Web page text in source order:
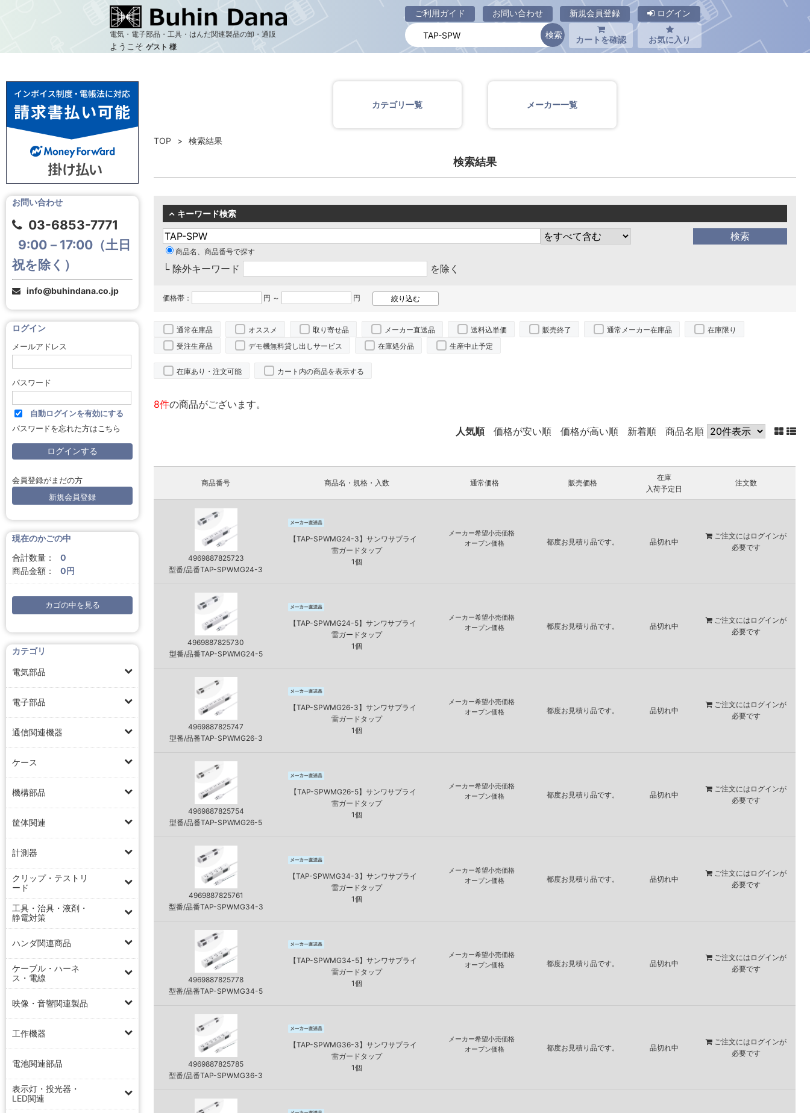
電気・電子部品・工具・はんだ関連製品の卸・通販
ようこそ ゲスト 様
ご利用ガイド お問い合わせ 新規会員登録 ログイン
カートを確認 お気に入り
商品一覧ページ
お問い合わせ
03-6853-7771
9:00－17:00（土日
祝を除く）
info@buhindana.co.jp
ログイン
メールアドレス
パスワード
自動ログインを有効にする
パスワードを忘れた方はこちら
会員登録がまだの方
新規会員登録
現在のかごの中
合計数量：
0
商品金額：
0円
カゴの中を見る
カテゴリ
電気部品
電子部品
通信関連機器
ケース
機構部品
筐体関連
計測器
クリップ・テストリ
ード
工具・治具・液剤・
静電対策
ハンダ関連商品
ケーブル・ハーネ
ス・電線
映像・音響関連製品
工作機器
電池関連部品
表示灯・投光器・
LED関連
カテゴリ一覧 メーカー一覧
TOP 検索結果
検索結果
キーワード検索
商品名、商品番号で探す
└ 除外キーワード を除く
価格帯： 円 ～ 円
通常在庫品 オススメ 取り寄せ品 メーカー直送品 送料込単価 販売終了 通常メーカー在庫品
在庫限り
受注生産品
デモ機無料貸し出しサービス 在庫処分品 生産中止予定
在庫あり・注文可能 カート内の商品を表示する
8件の商品がございます。
人気順 価格が安い順 価格が高い順 新着順 商品名順
商品番号 商品名・規格・入数 通常価格 販売価格
在庫
入荷予定日
注文数
4969887825723
型番/品番TAP-SPWMG24-3
【TAP-SPWMG24-3】サンワサプライ
雷ガードタップ
1個
メーカー希望小売価格
オープン価格
都度お見積り品です。 品切れ中
ご注文には ログインが
必要です
4969887825730
型番/品番TAP-SPWMG24-5
【TAP-SPWMG24-5】サンワサプライ
雷ガードタップ
1個
メーカー希望小売価格
オープン価格
都度お見積り品です。 品切れ中
ご注文には ログインが
必要です
4969887825747
型番/品番TAP-SPWMG26-3
【TAP-SPWMG26-3】サンワサプライ
雷ガードタップ
1個
メーカー希望小売価格
オープン価格
都度お見積り品です。 品切れ中
ご注文には ログインが
必要です
4969887825754
型番/品番TAP-SPWMG26-5
【TAP-SPWMG26-5】サンワサプライ
雷ガードタップ
1個
メーカー希望小売価格
オープン価格
都度お見積り品です。 品切れ中
ご注文には ログインが
必要です
4969887825761
型番/品番TAP-SPWMG34-3
【TAP-SPWMG34-3】サンワサプライ
雷ガードタップ
1個
メーカー希望小売価格
オープン価格
都度お見積り品です。 品切れ中
ご注文には ログインが
必要です
4969887825778
型番/品番TAP-SPWMG34-5
【TAP-SPWMG34-5】サンワサプライ
雷ガードタップ
1個
メーカー希望小売価格
オープン価格
都度お見積り品です。 品切れ中
ご注文には ログインが
必要です
4969887825785
型番/品番TAP-SPWMG36-3
【TAP-SPWMG36-3】サンワサプライ
雷ガードタップ
1個
メーカー希望小売価格
オープン価格
都度お見積り品です。 品切れ中
ご注文には ログインが
必要です